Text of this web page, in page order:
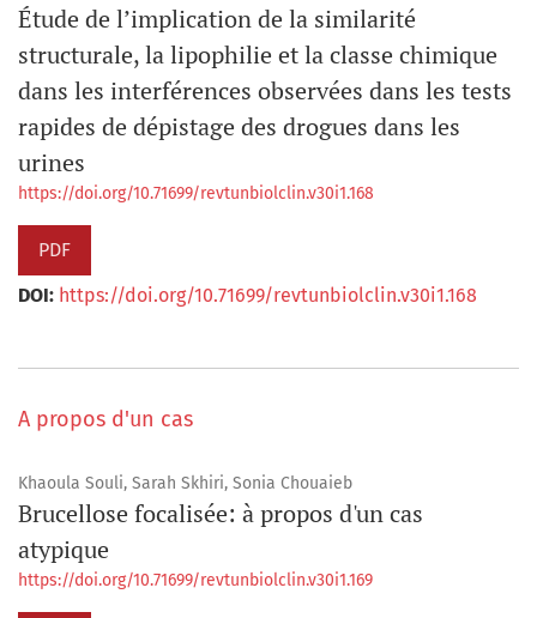
Étude de l’implication de la similarité
structurale, la lipophilie et la classe chimique
dans les interférences observées dans les tests
rapides de dépistage des drogues dans les
urines
https://doi.org/10.71699/revtunbiolclin.v30i1.168
PDF
DOI: https://doi.org/10.71699/revtunbiolclin.v30i1.168
A propos d'un cas
Khaoula Souli, Sarah Skhiri, Sonia Chouaieb
Brucellose focalisée: à propos d'un cas
atypique
https://doi.org/10.71699/revtunbiolclin.v30i1.169